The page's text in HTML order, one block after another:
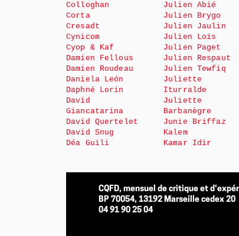
Colloghan
Corta
Cresadt
Cynicom
Cyop & Kaf
Damien Fellous
Damien Roudeau
Daniela León
Daphné Lorin
David
Giancatarina
David Quertelet
David Snug
Déa Guili
Julien Abié
Julien Brygo
Julien Jaulin
Julien Loïs
Julien Paget
Julien Respaut
Julien Tewfiq
Juliette
Iturralde
Juliette
Barbanègre
Junie Briffaz
Kalem
Kamar Idir
CQFD, mensuel de critique et
BP 70054, 13192 Marseille cedex 20
04 91 90 25 04